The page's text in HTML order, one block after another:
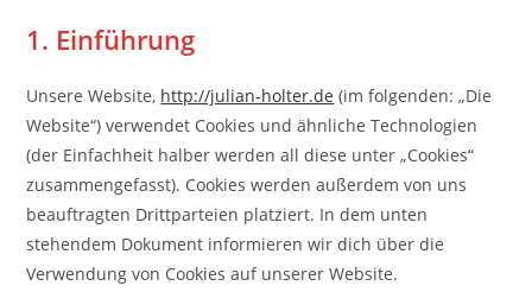
1. Einführung
Unsere Website, http://julian-holter.de (im folgenden: „Die
Website“) verwendet Cookies und ähnliche Technologien
(der Einfachheit halber werden all diese unter „Cookies“
zusammengefasst). Cookies werden außerdem von uns
beauftragten Drittparteien platziert. In dem unten
stehendem Dokument informieren wir dich über die
Verwendung von Cookies auf unserer Website.